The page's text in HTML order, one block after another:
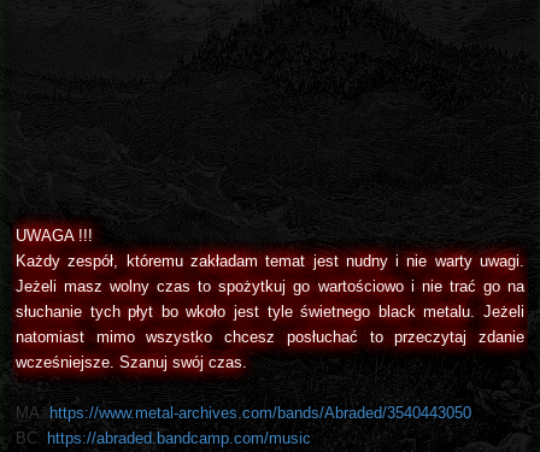
UWAGA !!!
Każdy zespół, któremu zakładam temat jest nudny i nie warty uwagi.
Jeżeli masz wolny czas to spożytkuj go wartościowo i nie trać go na
słuchanie tych płyt bo wkoło jest tyle świetnego black metalu. Jeżeli
natomiast mimo wszystko chcesz posłuchać to przeczytaj zdanie
wcześniejsze. Szanuj swój czas.
MA: https://www.metal-archives.com/bands/Abraded/3540443050
BC: https://abraded.bandcamp.com/music